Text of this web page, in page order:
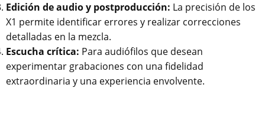
Edición de audio y postproducción: La precisión de los
X1 permite identificar errores y realizar correcciones
detalladas en la mezcla.
Escucha crítica: Para audiófilos que desean
experimentar grabaciones con una fidelidad
extraordinaria y una experiencia envolvente.